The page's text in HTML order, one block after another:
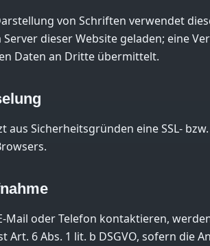
von Schriften verwendet
dieser Website geladen; eine
Daten an Dritte übermittelt.
aus Sicherheitsgründen eine SSL-
Mail oder Telefon kontaktieren,
Art. 6 Abs. 1 lit. b DSGVO, sofern die